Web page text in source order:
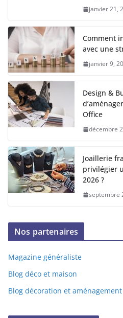
janvier 21,
Comment
avec une
janvier 9,
Design &
Office
décembre
Joaillerie
privilégier
2026 ?
septembre
Nos partenaires
Magazine généraliste
Blog déco et maison
Blog décoration et aménagement